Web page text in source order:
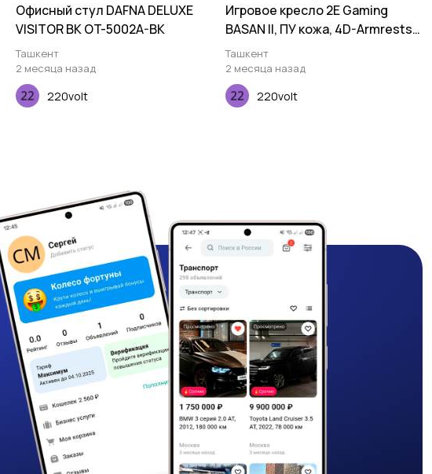
Офисный стул DAFNA DELUXE
VISITOR BK OT-5002A-BK
Ташкент
2 месяца назад
220volt
Игровое кресло 2E Gaming
BASAN II, ПУ кожа, 4D-Armrests,
чёрно-красный
Ташкент
2 месяца назад
220volt